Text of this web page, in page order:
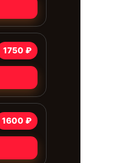
1750 ₽
1600 ₽